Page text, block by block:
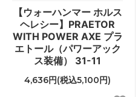
【ウォーハンマー ホルス
ヘレシー】PRAETOR
WITH POWER AXE プラ
エトール（パワーアック
ス装備） 31-11
4,636円(税込5,100円)